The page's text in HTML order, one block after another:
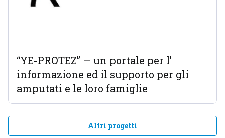
“YE-PROTEZ” — un portale per l’
informazione ed il supporto per gli
amputati e le loro famiglie
Altri progetti